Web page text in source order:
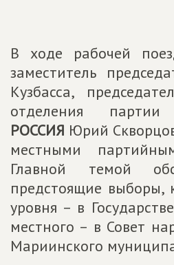
В ходе рабочей
заместитель
Кузбасса,
отделения
РОССИЯ Юрий
местными
Главной темой
предстоящие выборы,
уровня – в
местного – в Совет
Мариинского